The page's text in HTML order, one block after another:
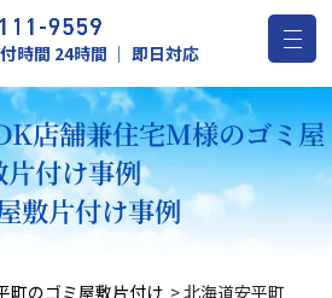
時間 24時間 ｜ 即日対応
店舗兼住宅M様のゴミ屋
片付け事例
敷片付け事例
町のゴミ屋敷片付け >北海道安平町